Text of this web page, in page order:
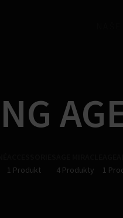
1 Produkt
4 Produkty
1